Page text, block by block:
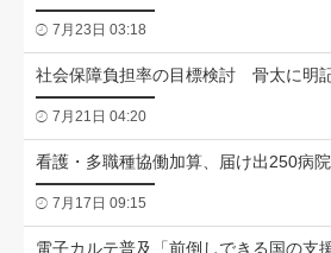
7月23日 03:18
社会保障負担率の目標検討 骨太に明
7月21日 04:20
看護・多職種協働加算、届け出250病院
7月17日 09:15
電子カルテ普及「前倒しできる国の支